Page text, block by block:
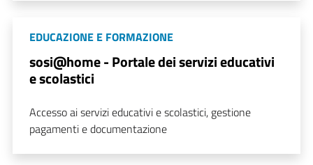
EDUCAZIONE E FORMAZIONE
sosi@home - Portale dei servizi educativi
e scolastici
Accesso ai servizi educativi e scolastici, gestione
pagamenti e documentazione